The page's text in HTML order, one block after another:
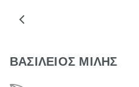
ΒΑΣΙΛΕΙΟΣ ΜΙΛΗΣ